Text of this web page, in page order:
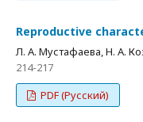
Reproductive
Л. А. Mустафаева, Н. А.
214-217
PDF (Русский)